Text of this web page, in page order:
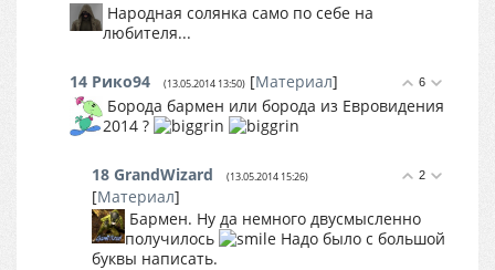
Народная солянка само по себе на
любителя...
6
14 Рико94 (13.05.2014 13:50) [Материал]
Борода бармен или борода из Евровидения
2014 ?
2
18 GrandWizard (13.05.2014 15:26)
[Материал]
Бармен. Ну да немного двусмысленно
получилось
Надо было с большой
буквы написать.